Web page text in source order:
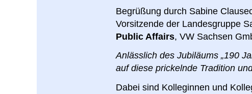
Begrüßung durch Sabine
Vorsitzende der Landesgruppe
Public Affairs, VW Sachsen
Anlässlich des Jubiläums „190
auf diese prickelnde Tradition
Dabei sind Kolleginnen und